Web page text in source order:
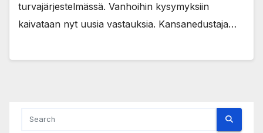
turvajärjestelmässä. Vanhoihin kysymyksiin
kaivataan nyt uusia vastauksia. Kansanedustaja…